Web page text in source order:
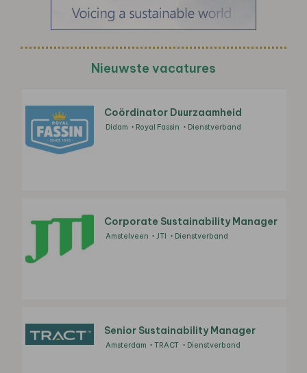
Nieuwste vacatures
Coördinator Duurzaamheid
Didam Royal Fassin Dienstverband
Corporate Sustainability Manager
Amstelveen JTI Dienstverband
Senior Sustainability Manager
Amsterdam TRACT Dienstverband